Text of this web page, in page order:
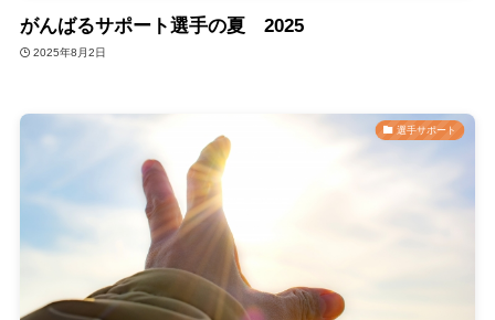
がんばるサポート選手の夏 2025
2025年8月2日
選手サポート